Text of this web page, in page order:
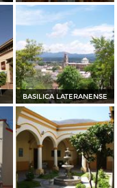
BASILICA LATERANENSE